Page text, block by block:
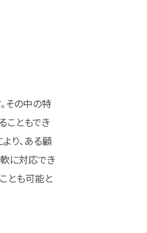
その中の特
こともでき
り、ある顧
に対応でき
とも可能と